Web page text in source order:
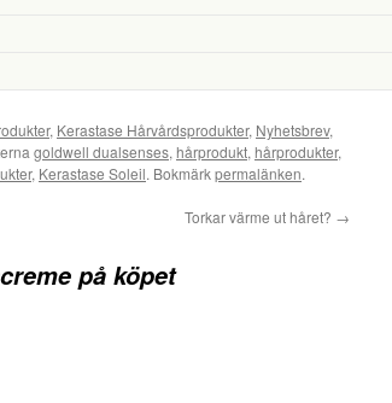
, Kerastase Hårvårdsprodukter, Nyhetsbrev,
goldwell dualsenses, hårprodukt, hårprodukter,
, Kerastase Soleil. Bokmärkpermalänken.
Torkar värme ut håret? →
på köpet